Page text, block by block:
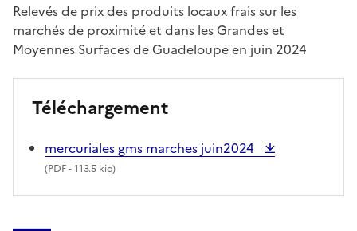
Relevés de prix des produits locaux frais sur les
marchés de proximité et dans les Grandes et
Moyennes Surfaces de Guadeloupe en juin 2024
Téléchargement
mercuriales gms marches juin2024
(PDF- 113.5 kio)